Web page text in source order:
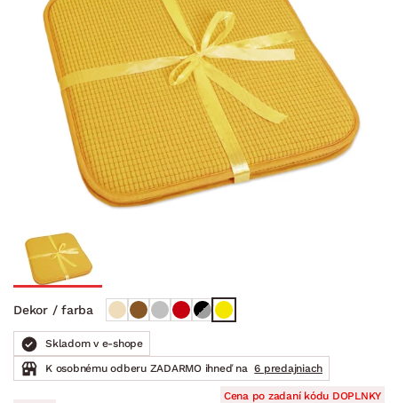
Dekor / farba
Skladom v e-shope
K osobnému odberu ZADARMO ihneď na 6 predajniach
Cena po zadaní kódu DOPLNKY